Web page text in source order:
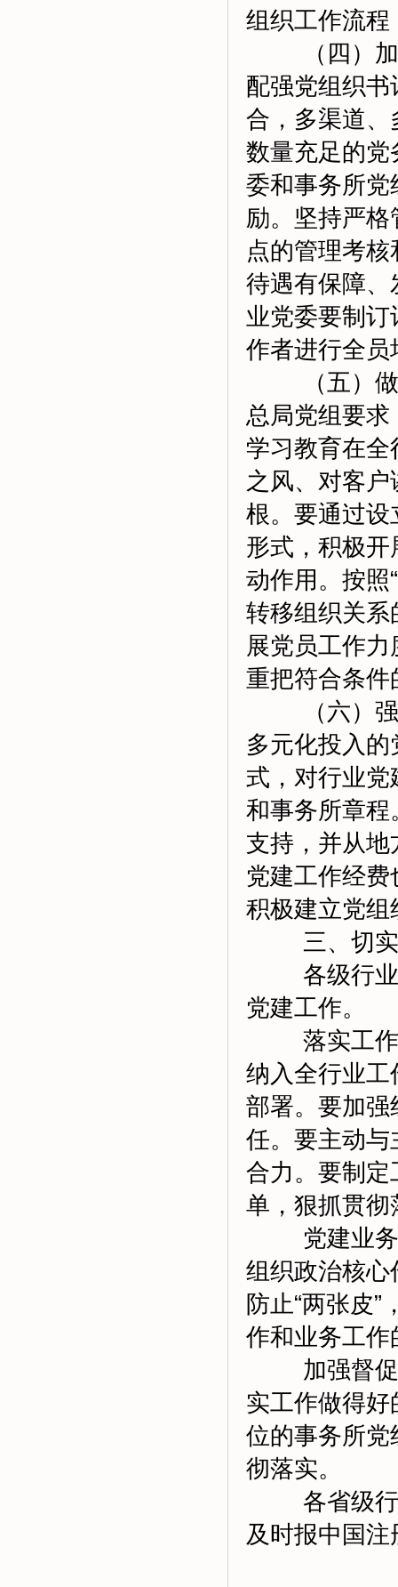
组织工作流
（四）加强
配强党组织
合，多渠道
数量充足的
委和事务所
励。坚持严
点的管理考
待遇有保障
业党委要制
作者进行全
（五）做好
总局党组要求
学习教育在全
之风、对客
根。要通过
形式，积极
动作用。按照
转移组织关
展党员工作
重把符合条
（六）强化
多元化投入的
式，对行业
和事务所章
支持，并从
党建工作经
积极建立党
三、切实
各级行业党
党建工作。
落实工作责
纳入全行业
部署。要加
任。要主动
合力。要制
单，狠抓贯彻
党建业务同
组织政治核
防止“两张皮
作和业务工作
加强督促落
实工作做得
位的事务所
彻落实。
各省级行业
及时报中国